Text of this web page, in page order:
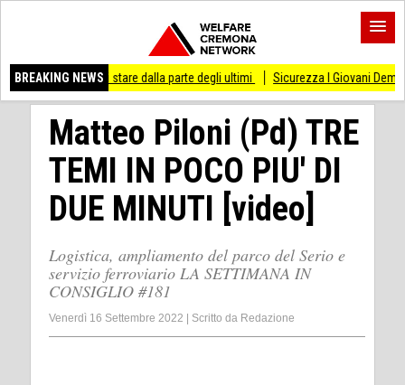
BREAKING NEWS
di stare dalla parte degli ultimi Sicurezza I Giovani Democratici
Matteo Piloni (Pd) TRE
TEMI IN POCO PIU' DI
DUE MINUTI [video]
Logistica, ampliamento del parco del Serio e
servizio ferroviario LA SETTIMANA IN
CONSIGLIO #181
Venerdì 16 Settembre 2022 Scritto da Redazione